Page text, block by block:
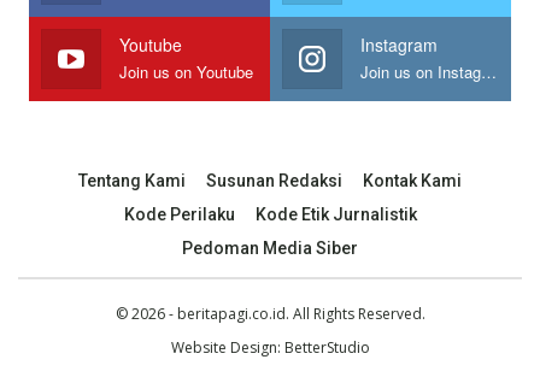
Youtube
Join us on Youtube
Instagram
Join us on Instagram
Tentang Kami Susunan Redaksi
Kontak Kami
Kode Perilaku
Kode Etik Jurnalistik
Pedoman Media Siber
© 2026 - beritapagi.co.id. All Rights Reserved.
Website Design: BetterStudio